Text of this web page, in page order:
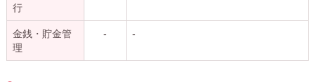
行
金銭・貯金管
理
- -